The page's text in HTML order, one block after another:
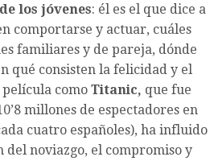
los jóvenes: él es el que dice a
comportarse y actuar, cuáles
familiares y de pareja, dónde
qué consisten la felicidad y el
como Titanic, que fue
millones de espectadores en
cuatro españoles), ha influido
del noviazgo, el compromiso y